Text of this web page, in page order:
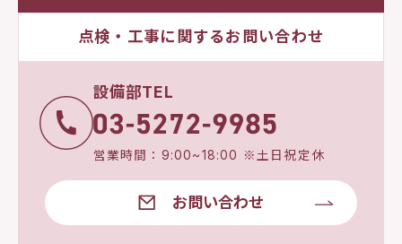
点検・工事に関するお問い合わせ
設備部TEL
営業時間：9:00~18:00 ※土日祝定休
お問い合わせ